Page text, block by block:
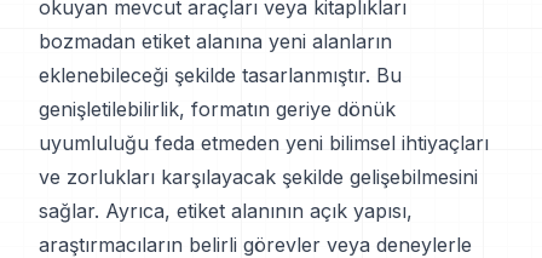
okuyan mevcut araçları veya kitaplıkları
bozmadan etiket alanına yeni alanların
eklenebileceği şekilde tasarlanmıştır. Bu
genişletilebilirlik, formatın geriye dönük
uyumluluğu feda etmeden yeni bilimsel ihtiyaçları
ve zorlukları karşılayacak şekilde gelişebilmesini
sağlar. Ayrıca, etiket alanının açık yapısı,
araştırmacıların belirli görevler veya deneylerle